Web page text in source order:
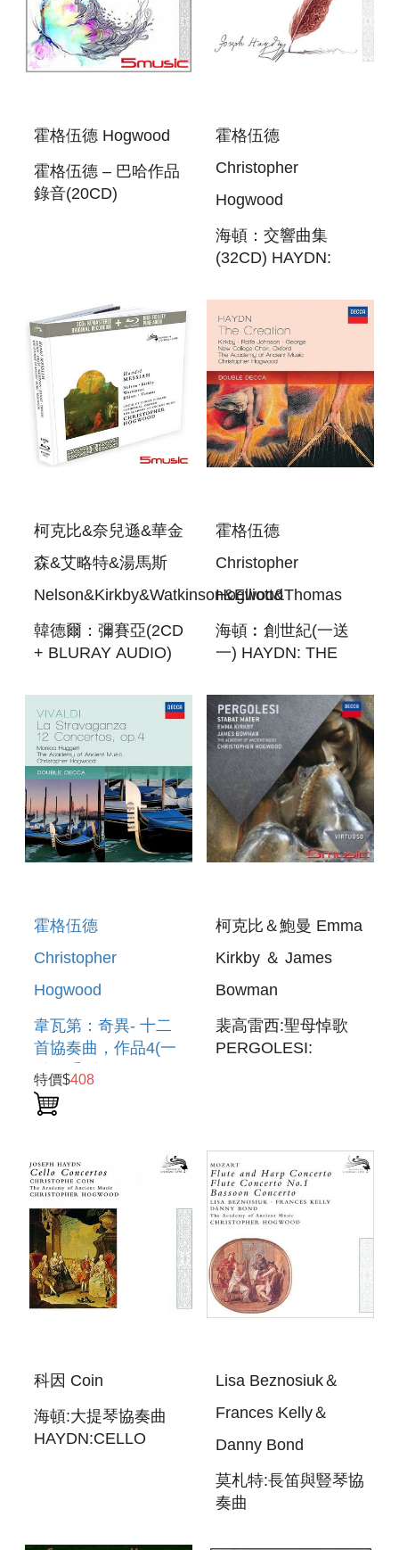
霍格伍德 Hogwood
霍格伍德 – 巴哈作品
錄音(20CD)
霍格伍德
Christopher
Hogwood
海頓：交響曲集
(32CD) HAYDN:
柯克比&奈兒遜&華金
森&艾略特&湯馬斯
Nelson&Kirkby&Watkinson&Elliott&Thomas
韓德爾：彌賽亞(2CD
+ BLURAY AUDIO)
霍格伍德
Christopher
Hogwood
海頓︰創世紀(一送
一) HAYDN: THE
霍格伍德
Christopher
Hogwood
韋瓦第：奇異- 十二
首協奏曲，作品4(一
送一系列 DD-409)
VIVALDI: LA
STRAVAGANZA - 12
特價$408
柯克比＆鮑曼 Emma
Kirkby ＆ James
Bowman
裴高雷西:聖母悼歌
PERGOLESI:
科因 Coin
海頓:大提琴協奏曲
HAYDN:CELLO
Lisa Beznosiuk＆
Frances Kelly＆
Danny Bond
莫札特:長笛與豎琴協
奏曲